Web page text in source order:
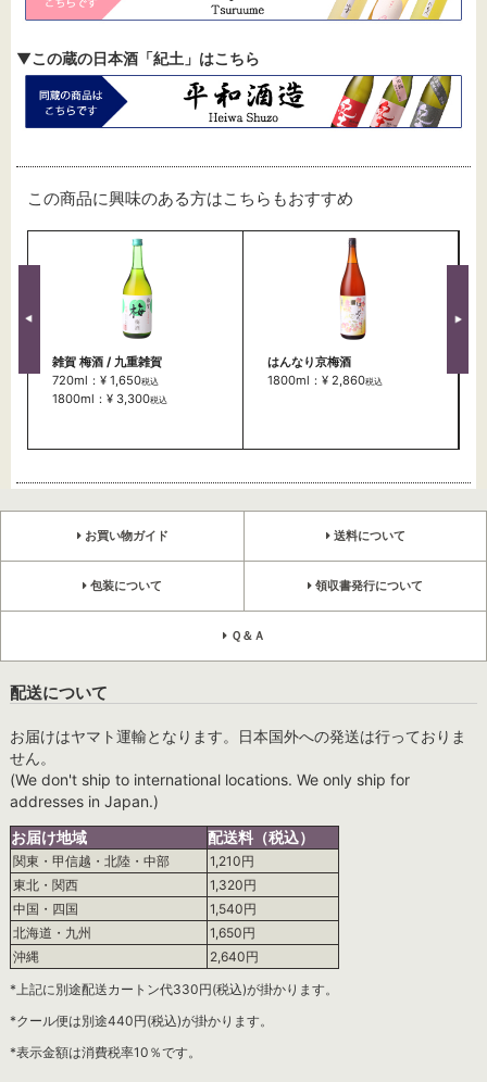
▼この蔵の日本酒「紀土」はこちら
この商品に興味のある方はこちらもおすすめ
雑賀 梅酒 / 九重雑賀
720ml：¥ 1,650税込
1800ml：¥ 3,300税込
はんなり京梅酒
1800ml：¥ 2,860税込
お買い物ガイド 送料について
包装について 領収書発行について
Ｑ＆Ａ
配送について
お届けはヤマト運輸となります。日本国外への発送は行っておりま
せん。
(We don't ship to international locations. We only ship for
addresses in Japan.)
お届け地域
配送料（税込）
関東・甲信越・北陸・中部
1,210円
東北・関西
1,320円
中国・四国
1,540円
北海道・九州
1,650円
沖縄
2,640円
*上記に別途配送カートン代330円(税込)が掛かります。
*クール便は別途440円(税込)が掛かります。
*表示金額は消費税率10％です。